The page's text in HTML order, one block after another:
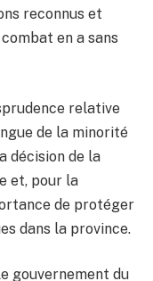
reconnus et
en a sans
relative
de la minorité
décision de la
et, pour la
de protéger
dans la province.
gouvernement du